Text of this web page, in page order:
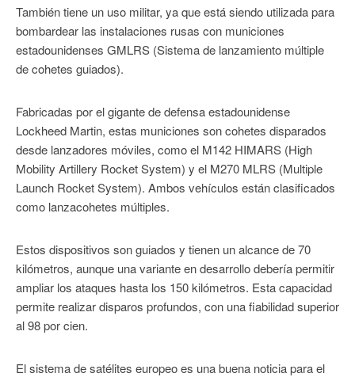
También tiene un uso militar, ya que está siendo utilizada para
bombardear las instalaciones rusas con municiones
estadounidenses GMLRS (Sistema de lanzamiento múltiple
de cohetes guiados).
Fabricadas por el gigante de defensa estadounidense
Lockheed Martin, estas municiones son cohetes disparados
desde lanzadores móviles, como el M142 HIMARS (High
Mobility Artillery Rocket System) y el M270 MLRS (Multiple
Launch Rocket System). Ambos vehículos están clasificados
como lanzacohetes múltiples.
Estos dispositivos son guiados y tienen un alcance de 70
kilómetros, aunque una variante en desarrollo debería permitir
ampliar los ataques hasta los 150 kilómetros. Esta capacidad
permite realizar disparos profundos, con una fiabilidad superior
al 98 por cien.
El sistema de satélites europeo es una buena noticia para el